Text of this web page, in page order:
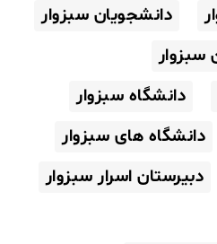
دانشجویان سبزوار
سبزوار
دانشگاه سبزوار
دانشگاه های سبزوار
دبیرستان اسرار سبزوار